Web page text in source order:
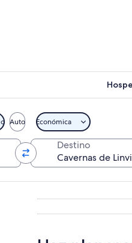
Auto Económica
Destino